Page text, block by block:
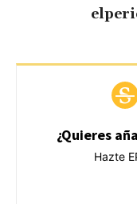
¿Quieres
Hazte